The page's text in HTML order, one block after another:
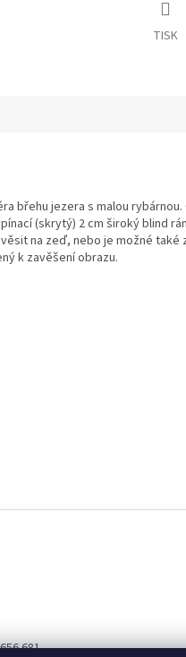
TISK
břehu jezera s malou
(skrytý) 2 cm široký blind
na zeď, nebo je možné
k zavěšení obrazu.
681